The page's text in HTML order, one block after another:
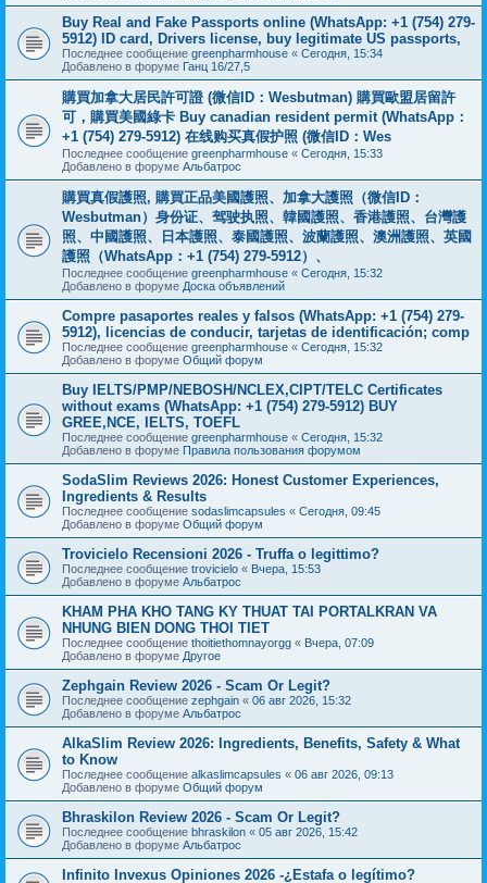
Buy Real and Fake Passports online (WhatsApp: +1 (754) 279-
5912) ID card, Drivers license, buy legitimate US passports,
Последнее сообщение greenpharmhouse « Сегодня, 15:34
Добавлено в форуме Ганц 16/27,5
購買加拿大居民許可證 (微信ID：Wesbutman) 購買歐盟居留許
可，購買美國綠卡 Buy canadian resident permit (WhatsApp：
+1 (754) 279-5912) 在线购买真假护照 (微信ID：Wes
Последнее сообщение greenpharmhouse « Сегодня, 15:33
Добавлено в форуме Альбатрос
購買真假護照, 購買正品美國護照、加拿大護照（微信ID：
Wesbutman）身份证、驾驶执照、韓國護照、香港護照、台灣護
照、中國護照、日本護照、泰國護照、波蘭護照、澳洲護照、英國
護照（WhatsApp：+1 (754) 279-5912）、
Последнее сообщение greenpharmhouse « Сегодня, 15:32
Добавлено в форуме Доска объявлений
Compre pasaportes reales y falsos (WhatsApp: +1 (754) 279-
5912), licencias de conducir, tarjetas de identificación; comp
Последнее сообщение greenpharmhouse « Сегодня, 15:32
Добавлено в форуме Общий форум
Buy IELTS/PMP/NEBOSH/NCLEX,CIPT/TELC Certificates
without exams (WhatsApp: +1 (754) 279-5912) BUY
GREE,NCE, IELTS, TOEFL
Последнее сообщение greenpharmhouse « Сегодня, 15:32
Добавлено в форуме Правила пользования форумом
SodaSlim Reviews 2026: Honest Customer Experiences,
Ingredients & Results
Последнее сообщение sodaslimcapsules « Сегодня, 09:45
Добавлено в форуме Общий форум
Trovicielo Recensioni 2026 - Truffa o legittimo?
Последнее сообщение trovicielo « Вчера, 15:53
Добавлено в форуме Альбатрос
KHAM PHA KHO TANG KY THUAT TAI PORTALKRAN VA
NHUNG BIEN DONG THOI TIET
Последнее сообщение thoitiethomnayorgg « Вчера, 07:09
Добавлено в форуме Другое
Zephgain Review 2026 - Scam Or Legit?
Последнее сообщение zephgain « 06 авг 2026, 15:32
Добавлено в форуме Альбатрос
AlkaSlim Review 2026: Ingredients, Benefits, Safety & What
to Know
Последнее сообщение alkaslimcapsules « 06 авг 2026, 09:13
Добавлено в форуме Общий форум
Bhraskilon Review 2026 - Scam Or Legit?
Последнее сообщение bhraskilon « 05 авг 2026, 15:42
Добавлено в форуме Альбатрос
Infinito Invexus Opiniones 2026 -¿Estafa o legítimo?